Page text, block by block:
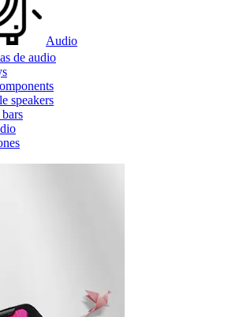
Audio
de audio
speakers